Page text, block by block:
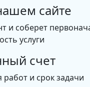
сайте
и соберет
услуги
счет
и срок задачи